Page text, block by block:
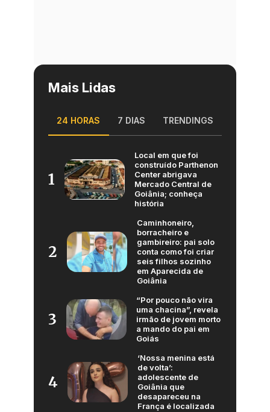
Mais Lidas
24 HORAS 7 DIAS TRENDINGS
1
Local em que foi
construído Parthenon
Center abrigava
Mercado Central de
Goiânia; conheça
história
2
Caminhoneiro,
borracheiro e
gambireiro: pai solo
conta como foi criar
seis filhos sozinho
em Aparecida de
Goiânia
3
“Por pouco não vira
uma chacina”, revela
irmão de jovem morto
a mando do pai em
Goiás
4
‘Nossa menina está
de volta’:
adolescente de
Goiânia que
desapareceu na
França é localizada